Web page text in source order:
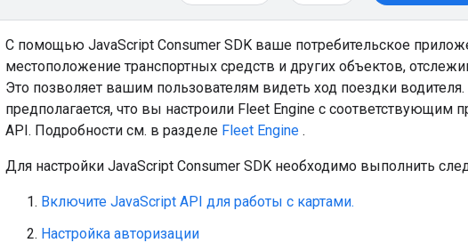
С помощью JavaScript Consumer SDK ваше потребительское
местоположение транспортных средств и других объектов,
Это позволяет вашим пользователям видеть ход поездки
предполагается, что вы настроили Fleet Engine с соответствующим
API. Подробности см. в разделе Fleet Engine .
Для настройки JavaScript Consumer SDK необходимо выполнить
Включите JavaScript API для работы с картами.
Настройка авторизации